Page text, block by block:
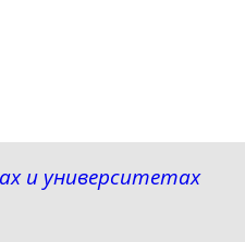
и университетах